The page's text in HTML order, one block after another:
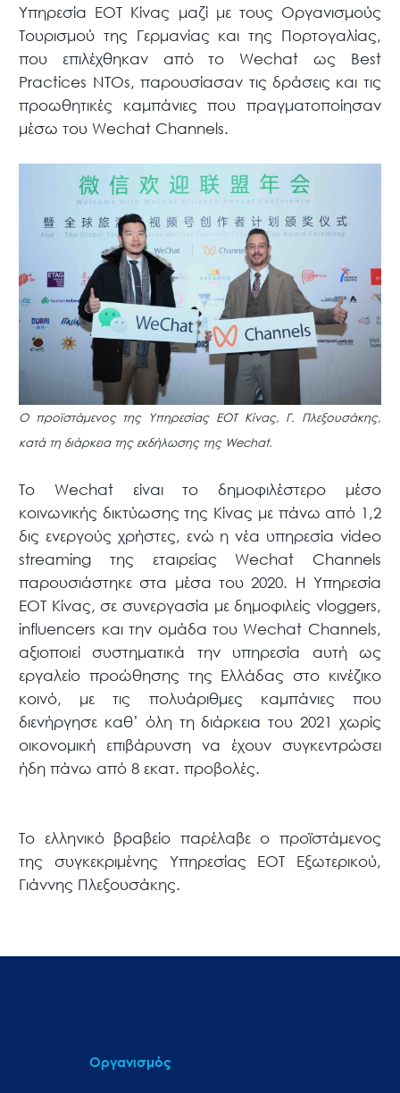
Υπηρεσία ΕΟΤ Κίνας μαζί με τους Οργανισμούς
Τουρισμού της Γερμανίας και της Πορτογαλίας,
που επιλέχθηκαν από το Wechat ως Best
Practices NTOs, παρουσίασαν τις δράσεις και τις
προωθητικές καμπάνιες που πραγματοποίησαν
μέσω του Wechat Channels.
Ο προϊστάμενος της Υπηρεσίας ΕΟΤ Κίνας, Γ. Πλεξουσάκης,
κατά τη διάρκεια της εκδήλωσης της Wechat.
Το Wechat είναι το δημοφιλέστερο μέσο
κοινωνικής δικτύωσης της Κίνας με πάνω από 1,2
δις ενεργούς χρήστες, ενώ η νέα υπηρεσία video
streaming της εταιρείας Wechat Channels
παρουσιάστηκε στα μέσα του 2020. Η Υπηρεσία
ΕΟΤ Κίνας, σε συνεργασία με δημοφιλείς vloggers,
influencers και την ομάδα του Wechat Channels,
αξιοποιεί συστηματικά την υπηρεσία αυτή ως
εργαλείο προώθησης της Ελλάδας στο κινέζικο
κοινό, με τις πολυάριθμες καμπάνιες που
διενήργησε καθ’ όλη τη διάρκεια του 2021 χωρίς
οικονομική επιβάρυνση να έχουν συγκεντρώσει
ήδη πάνω από 8 εκατ. προβολές.
Το ελληνικό βραβείο παρέλαβε ο προϊστάμενος
της συγκεκριμένης Υπηρεσίας ΕΟΤ Εξωτερικού,
Γιάννης Πλεξουσάκης.
Οργανισμός